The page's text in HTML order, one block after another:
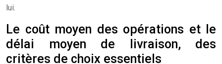
lui.
Le coût moyen des opérations et le
délai moyen de livraison, des
critères de choix essentiels